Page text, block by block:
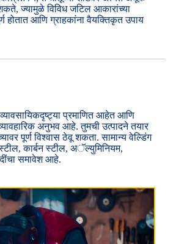
ज्यामुळे विविध जटिल आकारांच्या
होतात आणि ग्राहकांना वैयक्तिकृत उपाय
प्रमाणित आहेत आणि
अनुभव आहे. तुमची उत्पादने तयार
पूर्ण विश्वास ठेवू शकता. सामान्य वेल्डिंग
कार्बन स्टील, अॅल्युमिनियम,
समावेश आहे.